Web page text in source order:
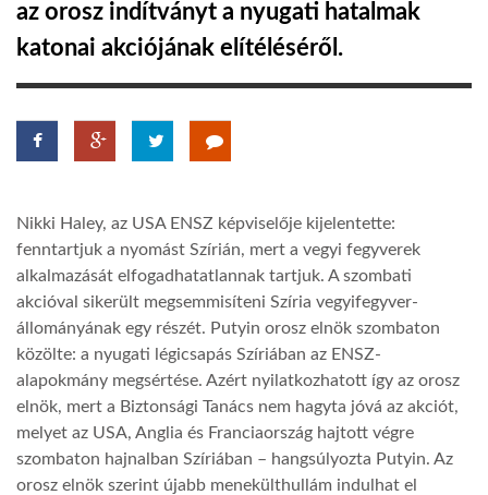
LATIMO.HU
GLOBOBOOK
az orosz indítványt a nyugati hatalmak
katonai akciójának elítéléséről.
Nikki Haley, az USA ENSZ képviselője kijelentette:
fenntartjuk a nyomást Szírián, mert a vegyi fegyverek
alkalmazását elfogadhatatlannak tartjuk. A szombati
akcióval sikerült megsemmisíteni Szíria vegyifegyver-
állományának egy részét. Putyin orosz elnök szombaton
közölte: a nyugati légicsapás Szíriában az ENSZ-
alapokmány megsértése. Azért nyilatkozhatott így az orosz
elnök, mert a Biztonsági Tanács nem hagyta jóvá az akciót,
melyet az USA, Anglia és Franciaország hajtott végre
szombaton hajnalban Szíriában – hangsúlyozta Putyin. Az
orosz elnök szerint újabb menekülthullám indulhat el